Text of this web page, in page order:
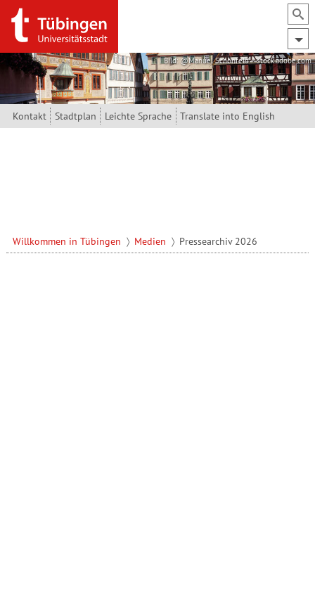
Direkt zum Inhalt
Bild: @Manuel Schönfeld – stock.adobe.com
Kontakt Stadtplan Leichte Sprache Translate into English
Willkommen in Tübingen Medien Pressearchiv 2026